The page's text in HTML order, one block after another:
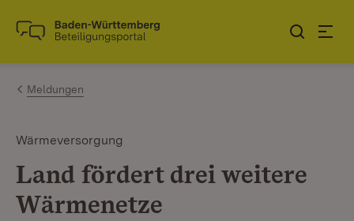
Zum Inhalt springen
Link zur Startseite
Meldungen
Wärmeversorgung
Land fördert drei weitere
Wärmenetze